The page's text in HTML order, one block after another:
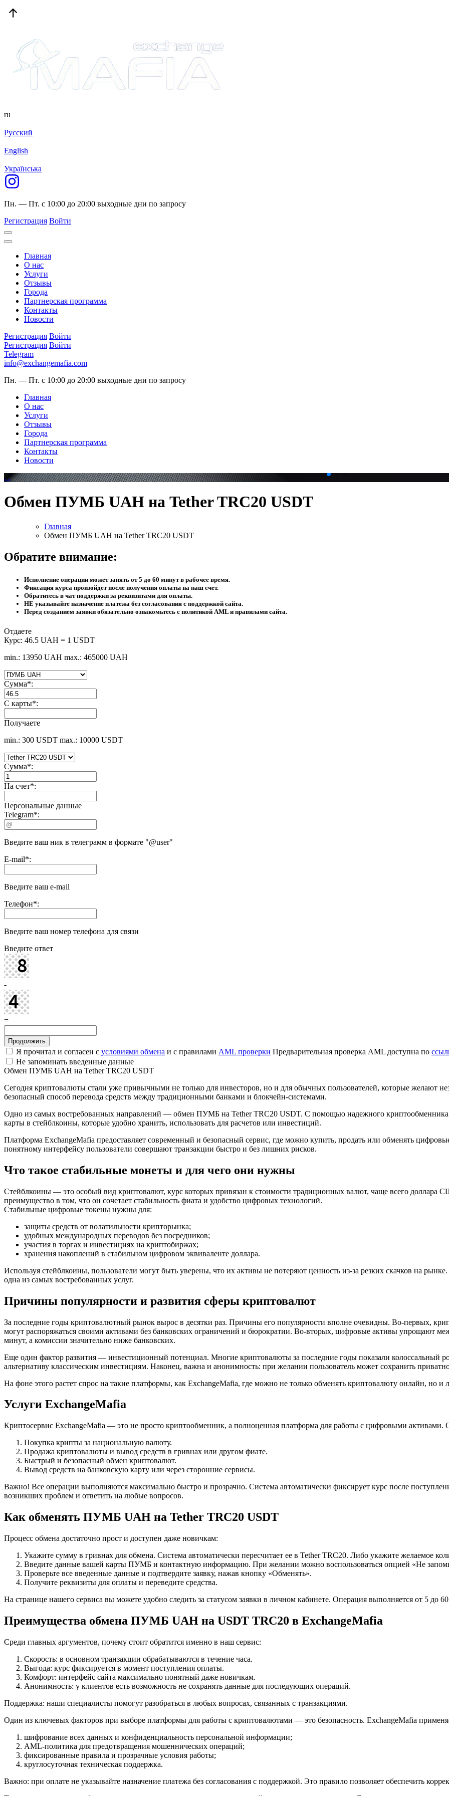
ru
Русский
English
Українська
Пн. — Пт. с 10:00 до 20:00 выходные дни по запросу
Регистрация Войти
Главная
О нас
Услуги
Отзывы
Города
Партнерская программа
Контакты
Новости
Регистрация Войти
Регистрация Войти
Telegram
info@exchangemafia.com
Пн. — Пт. с 10:00 до 20:00 выходные дни по запросу
Главная
О нас
Услуги
Отзывы
Города
Партнерская программа
Контакты
Новости
Обмен ПУМБ UAH на Tether TRC20 USDT
Главная
Обмен ПУМБ UAH на Tether TRC20 USDT
Обратите внимание:
Исполнение операции может занять от 5 до 60 минут в рабочее время.
Фиксация курса произойдет после получения оплаты на наш счет.
Обратитесь в чат поддержки за реквизитами для оплаты.
НЕ указывайте назначение платежа без согласования с поддержкой сайта.
Перед созданием заявки обязательно ознакомьтесь с политикой AML и правилами сайта.
Отдаете
Курс: 46.5 UAH = 1 USDT
min.: 13950 UAH max.: 465000 UAH
Сумма*:
С карты*:
Получаете
min.: 300 USDT max.: 10000 USDT
Сумма*:
На счет*:
Персональные данные
Telegram*:
Введите ваш ник в телеграмм в формате "@user"
E-mail*:
Введите ваш e-mail
Телефон*:
Введите ваш номер телефона для связи
Введите ответ
-
=
Я прочитал и согласен с условиями обмена и с правилами AML проверки Предварительная проверка AML доступна по
Не запоминать введенные данные
Обмен ПУМБ UAH на Tether TRC20 USDT
Сегодня криптовалюты стали уже привычными не только для инвесторов, но и для обычных пользователей, которые желают
безопасный способ перевода средств между традиционными банками и блокчейн-системами.
Одно из самых востребованных направлений — обмен ПУМБ на Tether TRC20 USDT. С помощью надежного криптообменника
карты в стейблкоины, которые удобно хранить, использовать для расчетов или инвестиций.
Платформа ExchangeMafia предоставляет современный и безопасный сервис, где можно купить, продать или обменять
понятному интерфейсу пользователи совершают транзакции быстро и без лишних рисков.
Что такое стабильные монеты и для чего они нужны
Стейблкоины — это особый вид криптовалют, курс которых привязан к стоимости традиционных валют, чаще всего
преимущество в том, что он сочетает стабильность фиата и удобство цифровых технологий.
Стабильные цифровые токены нужны для:
защиты средств от волатильности крипторынка;
удобных международных переводов без посредников;
участия в торгах и инвестициях на криптобиржах;
хранения накоплений в стабильном цифровом эквиваленте доллара.
Используя стейблкоины, пользователи могут быть уверены, что их активы не потеряют ценность из-за резких скачков на
одна из самых востребованных услуг.
Причины популярности и развития сферы криптовалют
За последние годы криптовалютный рынок вырос в десятки раз. Причины его популярности вполне очевидны. Во-первых,
могут распоряжаться своими активами без банковских ограничений и бюрократии. Во-вторых, цифровые активы упрощают
минут, а комиссии значительно ниже банковских.
Еще один фактор развития — инвестиционный потенциал. Многие криптовалюты за последние годы показали колоссальный
альтернативу классическим инвестициям. Наконец, важна и анонимность: при желании пользователь может сохранить
На фоне этого растет спрос на такие платформы, как ExchangeMafia, где можно не только обменять криптовалюту онлайн, но и
Услуги ExchangeMafia
Криптосервис ExchangeMafia — это не просто криптообменник, а полноценная платформа для работы с цифровыми активами.
Покупка крипты за национальную валюту.
Продажа криптовалюты и вывод средств в гривнах или другом фиате.
Быстрый и безопасный обмен криптовалют.
Вывод средств на банковскую карту или через сторонние сервисы.
Важно! Все операции выполняются максимально быстро и прозрачно. Система автоматически фиксирует курс после
возникших проблем и ответить на любые вопросов.
Как обменять ПУМБ UAH на Tether TRC20 USDT
Процесс обмена достаточно прост и доступен даже новичкам:
Укажите сумму в гривнах для обмена. Система автоматически пересчитает ее в Tether TRC20. Либо укажите желаемое
Введите данные вашей карты ПУМБ и контактную информацию. При желании можно воспользоваться опцией «Не
Проверьте все введенные данные и подтвердите заявку, нажав кнопку «Обменять».
Получите реквизиты для оплаты и переведите средства.
На странице нашего сервиса вы можете удобно следить за статусом заявки в личном кабинете. Операция выполняется от 5 до
Преимущества обмена ПУМБ UAH на USDT TRC20 в ExchangeMafia
Среди главных аргументов, почему стоит обратится именно в наш сервис:
Скорость: в основном транзакции обрабатываются в течение часа.
Выгода: курс фиксируется в момент поступления оплаты.
Комфорт: интерфейс сайта максимально понятный даже новичкам.
Анонимность: у клиентов есть возможность не сохранять данные для последующих операций.
Поддержка: наши специалисты помогут разобраться в любых вопросах, связанных с транзакциями.
Один из ключевых факторов при выборе платформы для работы с криптовалютами — это безопасность. ExchangeMafia
шифрование всех данных и конфиденциальность персональной информации;
AML-политика для предотвращения мошеннических операций;
фиксированные правила и прозрачные условия работы;
круглосуточная техническая поддержка.
Важно: при оплате не указывайте назначение платежа без согласования с поддержкой. Это правило позволяет обеспечить